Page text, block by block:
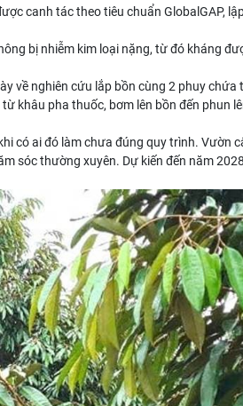
canh tác theo tiêu chuẩn GlobalGAP,
bị nhiễm kim loại nặng, từ đó kháng
về nghiên cứu lắp bồn cùng 2 phuy chứa
khâu pha thuốc, bơm lên bồn đến phun
có ai đó làm chưa đúng quy trình. Vườn
sóc thường xuyên. Dự kiến đến năm